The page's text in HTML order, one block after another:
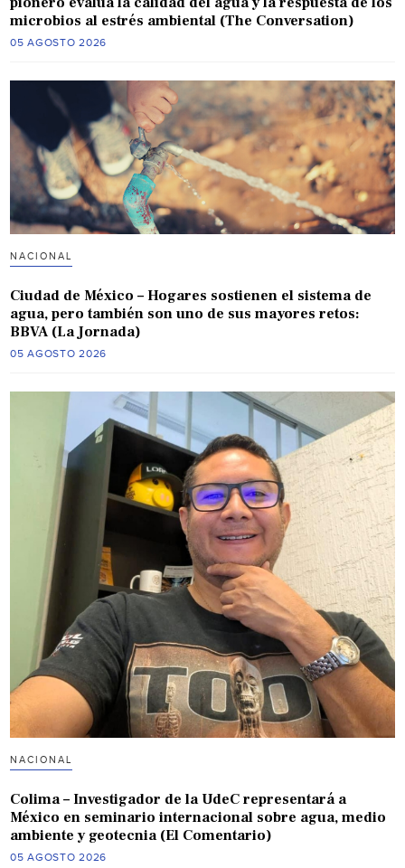
microbios al estrés ambiental (The Conversation)
05 AGOSTO 2026
NACIONAL
Ciudad de México – Hogares sostienen el sistema de
agua, pero también son uno de sus mayores retos:
BBVA (La Jornada)
05 AGOSTO 2026
NACIONAL
Colima – Investigador de la UdeC representará a
México en seminario internacional sobre agua, medio
ambiente y geotecnia (El Comentario)
05 AGOSTO 2026